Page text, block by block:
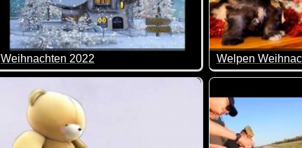
Weihnachten 2022
Ein schönes Video für die Vorweihnachtszeit.
Welpen
Wenn diese